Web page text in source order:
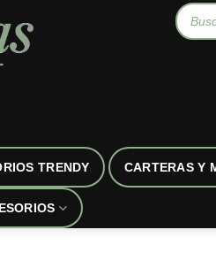
de
TRENDY CARTERAS Y